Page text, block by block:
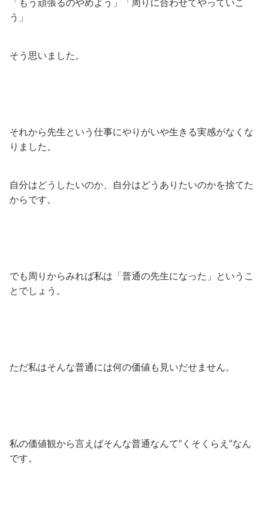
「もう頑張るのやめよう」「周りに合わせてやっていこ
う」
そう思いました。
それから先生という仕事にやりがいや生きる実感がなくな
りました。
自分はどうしたいのか、自分はどうありたいのかを捨てた
からです。
でも周りからみれば私は「普通の先生になった」というこ
とでしょう。
ただ私はそんな普通には何の価値も見いだせません。
私の価値観から言えばそんな普通なんて”くそくらえ”なん
です。